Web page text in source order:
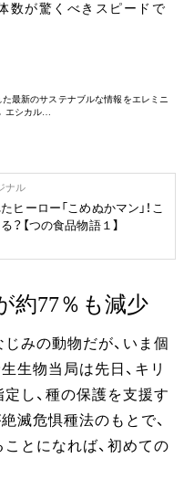
数が驚くべきスピードで
最新のサステナブルな情報をエレミニ
エシカル…
ナル
ヒーロー「こめぬかマン」！こ
？【つの食品物語１】
約77％も減少
みの動物だが、いま個
生物当局は先日、キリ
し、種の保護を支援す
滅危惧種法のもとで、
とになれば、初めての